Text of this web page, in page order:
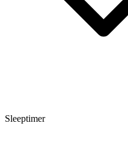
Sleeptimer